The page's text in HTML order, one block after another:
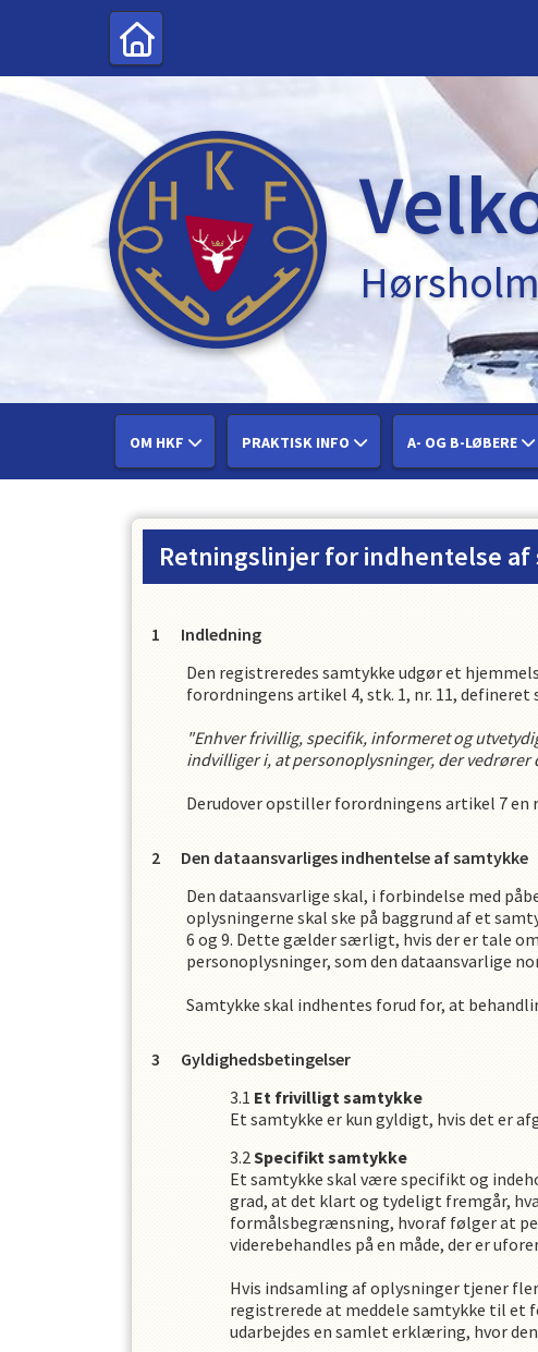
OM HKF PRAKTISK INFO A- OG B-LØBERE
Retningslinjer for indhentelse af
Indledning
Den registreredes samtykke udgør et
forordningens artikel 4, stk. 1, nr. 11,
"Enhver frivillig, specifik, informeret og
indvilliger i, at personoplysninger, der
Derudover opstiller forordningens artikel 7
Den dataansvarliges indhentelse af samtykke
Den dataansvarlige skal, i forbindelse med
oplysningerne skal ske på baggrund af et
6 og 9. Dette gælder særligt, hvis der er tale
personoplysninger, som den dataansvarlige
Samtykke skal indhentes forud for, at
Gyldighedsbetingelser
Et frivilligt samtykke
Et samtykke er kun gyldigt, hvis det er
Specifikt samtykke
Et samtykke skal være specifikt og
grad, at det klart og tydeligt fremgår,
formålsbegrænsning, hvoraf følger at
viderebehandles på en måde, der er
Hvis indsamling af oplysninger tjener
registrerede at meddele samtykke til et
udarbejdes en samlet erklæring, hvor